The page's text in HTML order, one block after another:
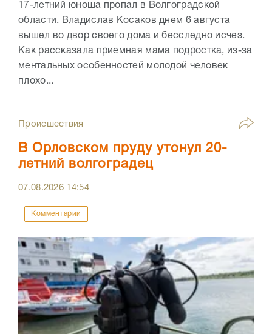
17-летний юноша пропал в Волгоградской
области. Владислав Косаков днем 6 августа
вышел во двор своего дома и бесследно исчез.
Как рассказала приемная мама подростка, из-за
ментальных особенностей молодой человек
плохо...
Происшествия
В Орловском пруду утонул 20-
летний волгоградец
07.08.2026 14:54
Комментарии